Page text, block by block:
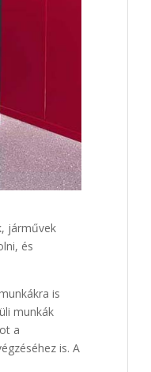
járművek
és
is
munkák
a
is. A